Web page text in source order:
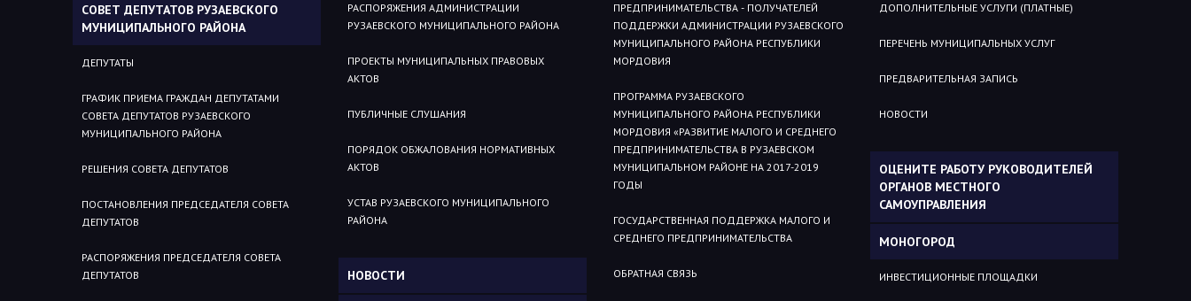
СОВЕТ ДЕПУТАТОВ РУЗАЕВСКОГО
МУНИЦИПАЛЬНОГО РАЙОНА
ДЕПУТАТЫ
ГРАФИК ПРИЕМА ГРАЖДАН ДЕПУТАТАМИ
СОВЕТА ДЕПУТАТОВ РУЗАЕВСКОГО
МУНИЦИПАЛЬНОГО РАЙОНА
РЕШЕНИЯ СОВЕТА ДЕПУТАТОВ
ПОСТАНОВЛЕНИЯ ПРЕДСЕДАТЕЛЯ СОВЕТА
ДЕПУТАТОВ
РАСПОРЯЖЕНИЯ ПРЕДСЕДАТЕЛЯ СОВЕТА
ДЕПУТАТОВ
РАСПОРЯЖЕНИЯ АДМИНИСТРАЦИИ
РУЗАЕВСКОГО МУНИЦИПАЛЬНОГО РАЙОНА
ПРОЕКТЫ МУНИЦИПАЛЬНЫХ ПРАВОВЫХ
АКТОВ
ПУБЛИЧНЫЕ СЛУШАНИЯ
ПОРЯДОК ОБЖАЛОВАНИЯ НОРМАТИВНЫХ
АКТОВ
УСТАВ РУЗАЕВСКОГО МУНИЦИПАЛЬНОГО
РАЙОНА
НОВОСТИ
ПРЕДПРИНИМАТЕЛЬСТВА - ПОЛУЧАТЕЛЕЙ
ПОДДЕРЖКИ АДМИНИСТРАЦИИ РУЗАЕВСКОГО
МУНИЦИПАЛЬНОГО РАЙОНА РЕСПУБЛИКИ
МОРДОВИЯ
ПРОГРАММА РУЗАЕВСКОГО
МУНИЦИПАЛЬНОГО РАЙОНА РЕСПУБЛИКИ
МОРДОВИЯ «РАЗВИТИЕ МАЛОГО И СРЕДНЕГО
ПРЕДПРИНИМАТЕЛЬСТВА В РУЗАЕВСКОМ
МУНИЦИПАЛЬНОМ РАЙОНЕ НА 2017-2019
ГОДЫ
ГОСУДАРСТВЕННАЯ ПОДДЕРЖКА МАЛОГО И
СРЕДНЕГО ПРЕДПРИНИМАТЕЛЬСТВА
ОБРАТНАЯ СВЯЗЬ
ДОПОЛНИТЕЛЬНЫЕ УСЛУГИ (ПЛАТНЫЕ)
ПЕРЕЧЕНЬ МУНИЦИПАЛЬНЫХ УСЛУГ
ПРЕДВАРИТЕЛЬНАЯ ЗАПИСЬ
НОВОСТИ
ОЦЕНИТЕ РАБОТУ РУКОВОДИТЕЛЕЙ
ОРГАНОВ МЕСТНОГО
САМОУПРАВЛЕНИЯ
МОНОГОРОД
ИНВЕСТИЦИОННЫЕ ПЛОЩАДКИ